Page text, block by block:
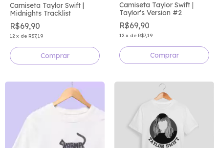
Camiseta Taylor Swift |
Midnights Tracklist
R$69,90
12 x de R$7,19
Comprar
Camiseta Taylor Swift |
Taylor's Version #2
R$69,90
12 x de R$7,19
Comprar